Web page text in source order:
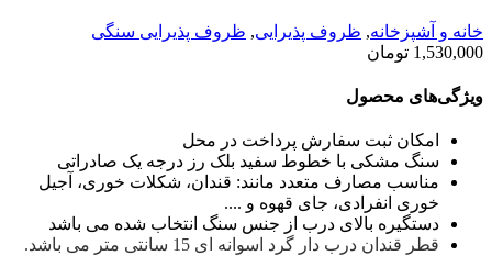
خانه و آشپزخانه, ظروف پذیرایی, ظروف پذیرایی سنگی
1,530,000 تومان
ویژگی‌های محصول
امکان ثبت سفارش پرداخت در محل
سنگ مشکی با خطوط سفید بلک رز درجه یک صادراتی
مناسب مصارف متعدد مانند: قندان، شکلات خوری، آجیل
خوری انفرادی، جای قهوه و ....
دستگیره بالای درب از جنس سنگ انتخاب شده می باشد
قطر قندان درب دار گرد اسوانه ای 15 سانتی متر می باشد.